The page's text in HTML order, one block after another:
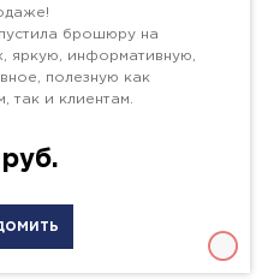
брошюру на
яркую, информативную,
полезную как
так и клиентам.